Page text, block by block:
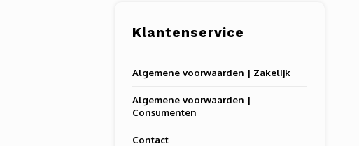
Klantenservice
Algemene voorwaarden | Zakelijk
Algemene voorwaarden |
Consumenten
Contact